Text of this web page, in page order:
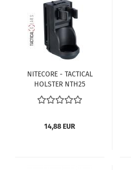
NITECORE - TACTICAL
HOLSTER NTH25
14,88 EUR